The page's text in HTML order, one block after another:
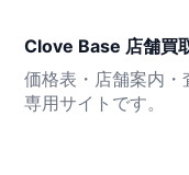
Clove Base 店舗買
価格表・店舗案内・
専用サイトです。